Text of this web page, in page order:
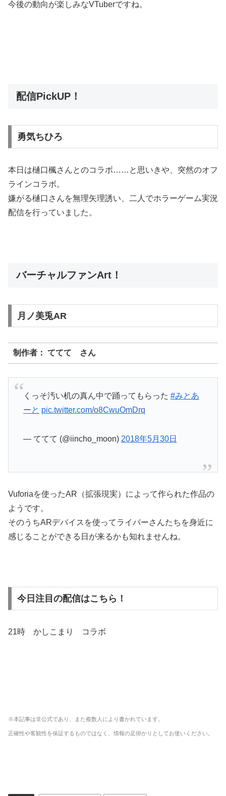
今後の動向が楽しみなVTuberですね。
配信PickUP！
勇気ちひろ
本日は樋口楓さんとのコラボ……と思いきや、突然のオフ
ラインコラボ。
嫌がる樋口さんを無理矢理誘い、二人でホラーゲーム実況
配信を行っていました。
バーチャルファンArt！
月ノ美兎AR
制作者： ててて さん
くっそ汚い机の真ん中で踊ってもらった #みとあ
ーと pic.twitter.com/o8CwuOmDrq
— ててて (@iincho_moon) 2018年5月30日
Vuforiaを使ったAR（拡張現実）によって作られた作品の
ようです。
そのうちARデバイスを使ってライバーさんたちを身近に
感じることができる日が来るかも知れませんね。
今日注目の配信はこちら！
21時 かしこまり コラボ
※本記事は非公式であり、また複数人により書かれています。
正確性や客観性を保証するものではなく、情報の足掛かりとしてお使いください。